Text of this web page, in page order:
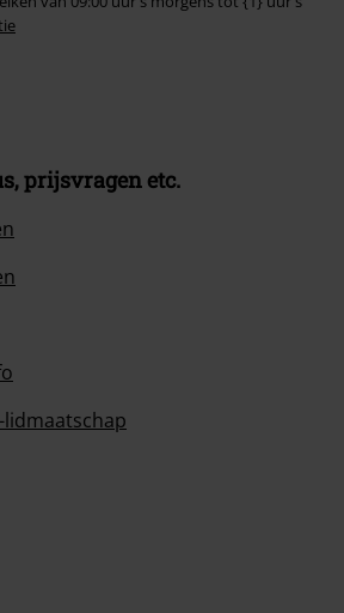
prijsvragen etc.
lidmaatschap